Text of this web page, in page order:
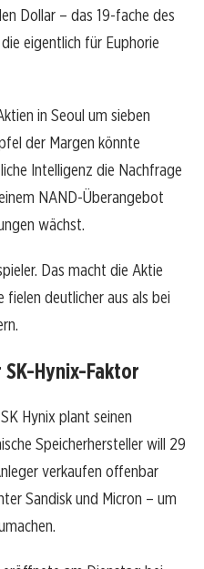
Dollar – das 19-fache des
eigentlich für Euphorie
in Seoul um sieben
der Margen könnte
Intelligenz die Nachfrage
NAND-Überangebot
wächst.
Das macht die Aktie
fielen deutlicher aus als bei
Hynix-Faktor
Hynix plant seinen
Speicherhersteller will 29
verkaufen offenbar
Sandisk und Micron – um